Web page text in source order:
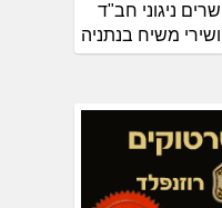
שרים ניגוני חב"ד
ושירי משיח בנתניה